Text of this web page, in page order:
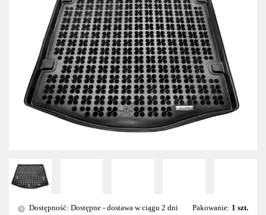
? Dostępność: Dostępne - dostawa w ciągu 2 dni Pakowanie: 1 szt.